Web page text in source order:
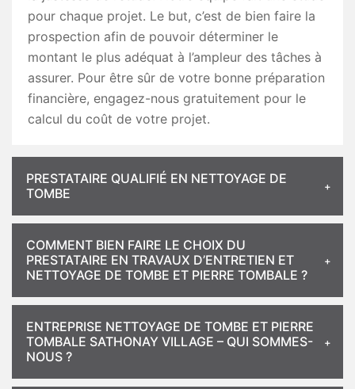
pour chaque projet. Le but, c’est de bien faire la
prospection afin de pouvoir déterminer le
montant le plus adéquat à l’ampleur des tâches à
assurer. Pour être sûr de votre bonne préparation
financière, engagez-nous gratuitement pour le
calcul du coût de votre projet.
PRESTATAIRE QUALIFIÉ EN NETTOYAGE DE
TOMBE
COMMENT BIEN FAIRE LE CHOIX DU
PRESTATAIRE EN TRAVAUX D’ENTRETIEN ET
NETTOYAGE DE TOMBE ET PIERRE TOMBALE ?
ENTREPRISE NETTOYAGE DE TOMBE ET PIERRE
TOMBALE SATHONAY VILLAGE – QUI SOMMES-
NOUS ?